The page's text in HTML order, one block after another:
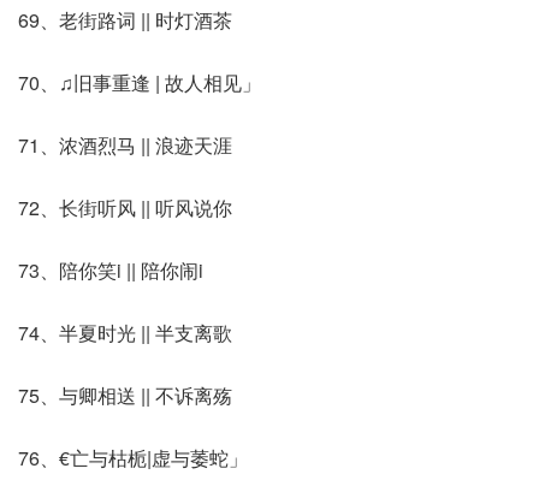
69、老街路词 || 时灯酒茶
70、♫旧事重逢 | 故人相见」
71、浓酒烈马 || 浪迹天涯
72、长街听风 || 听风说你
73、陪你笑i || 陪你闹i
74、半夏时光 || 半支离歌
75、与卿相送 || 不诉离殇
76、€亡与枯栀|虚与萎蛇」